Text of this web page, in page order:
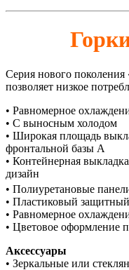
Серия нового поколения
позволяет низкое
• Равномерное
• С выносным холодом
• Широкая площадь
фронтальной базы A
• Контейнерная
дизайн
• Полиуретановые
• Пластиковый
• Равномерное
• Цветовое оформление
Аксессуары
• Зеркальные или